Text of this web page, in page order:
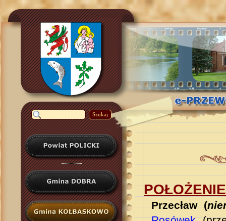
Szukaj
POŁOŻENIE
Przecław (